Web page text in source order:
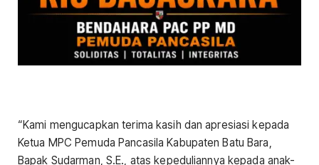
“Kami mengucapkan terima kasih dan apresiasi kepada
Ketua MPC Pemuda Pancasila Kabupaten Batu Bara,
Bapak Sudarman, S.E., atas kepeduliannya kepada anak-